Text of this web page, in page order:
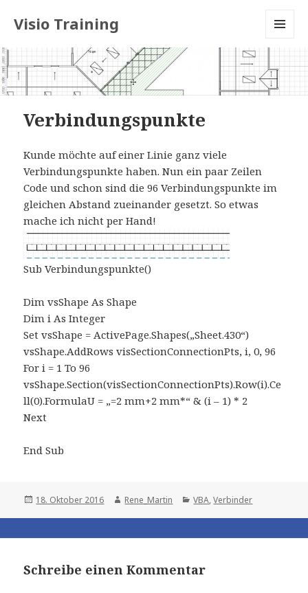
Visio Training
WIDGETS
Verbindungspunkte
Kunde möchte auf einer Linie ganz viele
Verbindungspunkte haben. Nun ein paar Zeilen
Code und schon sind die 96 Verbindungspunkte im
gleichen Abstand zueinander gesetzt. So etwas
mache ich nicht per Hand!
Sub Verbindungspunkte()
Dim vsShape As Shape
Dim i As Integer
Set vsShape = ActivePage.Shapes(„Sheet.430“)
vsShape.AddRows visSectionConnectionPts, i, 0, 96
For i = 1 To 96
vsShape.Section(visSectionConnectionPts).Row(i).Ce
ll(0).FormulaU = „=2 mm+2 mm*“ & (i – 1) * 2
Next
End Sub
Posted
18. Oktober 2016 Author
Rene_Martin Categories
VBA,Verbinder
Schreibe einen Kommentar